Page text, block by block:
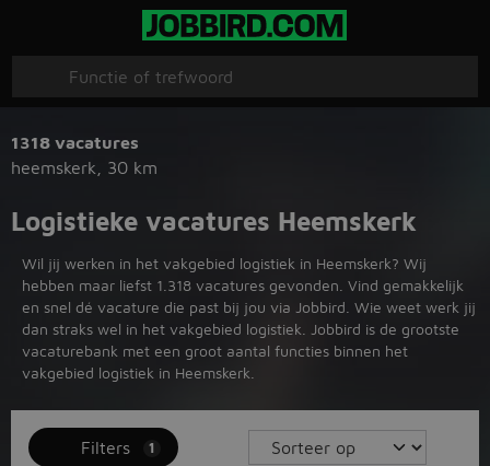
1318 vacatures
heemskerk
30 km
Logistieke vacatures Heemskerk
Wil jij werken in het vakgebied logistiek in Heemskerk? Wij
hebben maar liefst 1.318 vacatures gevonden. Vind gemakkelijk
en snel dé vacature die past bij jou via Jobbird. Wie weet werk jij
dan straks wel in het vakgebied logistiek. Jobbird is de grootste
vacaturebank met een groot aantal functies binnen het
vakgebied logistiek in Heemskerk.
Filters 1